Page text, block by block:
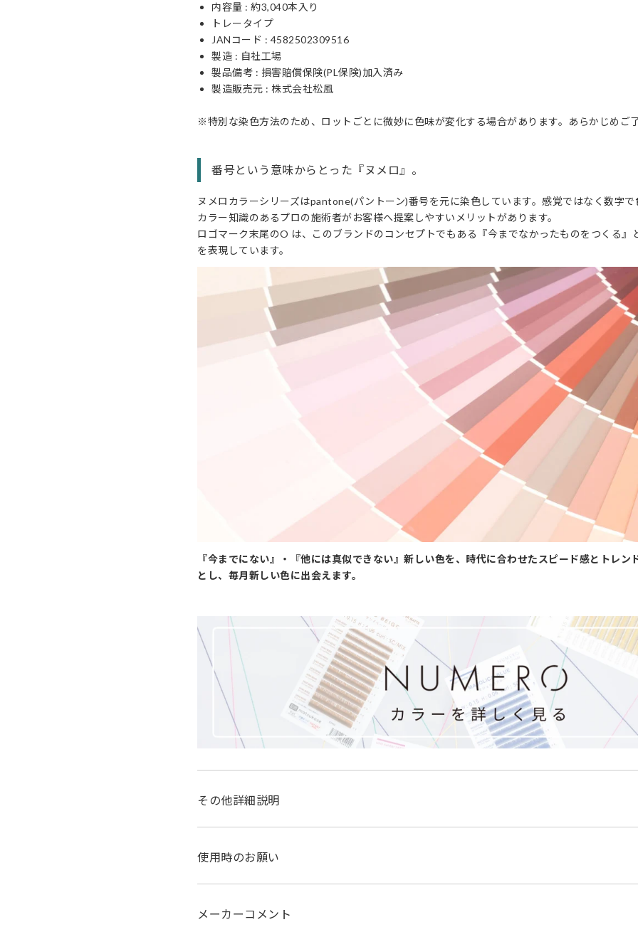
内容量 : 約3,040本入り
トレータイプ
JANコード : 4582502309516
製造 : 自社工場
製品備考 : 損害賠償保険(PL保険)加入済み
製造販売元 : 株式会社松風
※特別な染色方法のため、ロットごとに微妙に色味が変化する場合があります。あらかじめご
番号という意味からとった『ヌメロ』。
ヌメロカラーシリーズはpantone(パントーン)番号を元に染色しています。感覚ではなく数字で
カラー知識のあるプロの施術者がお客様へ提案しやすいメリットがあります。
ロゴマーク末尾のO は、このブランドのコンセプトでもある『今までなかったものをつくる』
を表現しています。
『今までにない』・『他には真似できない』新しい色を、時代に合わせたスピード感とトレン
とし、毎月新しい色に出会えます。
その他詳細説明
使用時のお願い
メーカーコメント